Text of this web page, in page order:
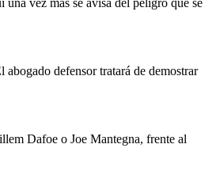
defensor tratará de demostrar
Dafoe o Joe Mantegna, frente al